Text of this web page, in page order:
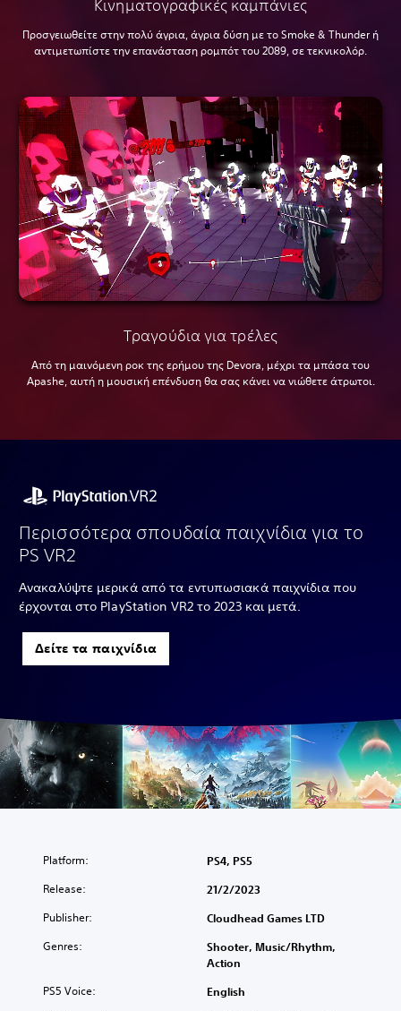
Κινηματογραφικές καμπάνιες
Προσγειωθείτε στην πολύ άγρια, άγρια δύση με το Smoke & Thunder ή
αντιμετωπίστε την επανάσταση ρομπότ του 2089, σε τεκνικολόρ.
Τραγούδια για τρέλες
Από τη μαινόμενη ροκ της ερήμου της Devora, μέχρι τα μπάσα του
Apashe, αυτή η μουσική επένδυση θα σας κάνει να νιώθετε άτρωτοι.
Περισσότερα σπουδαία παιχνίδια για το
PS VR2
Ανακαλύψτε μερικά από τα εντυπωσιακά παιχνίδια που
έρχονται στο PlayStation VR2 το 2023 και μετά.
Δείτε τα παιχνίδια
Platform: PS4, PS5
Release: 21/2/2023
Publisher: Cloudhead Games LTD
Genres:
Shooter, Music/Rhythm,
Action
PS5 Voice: English